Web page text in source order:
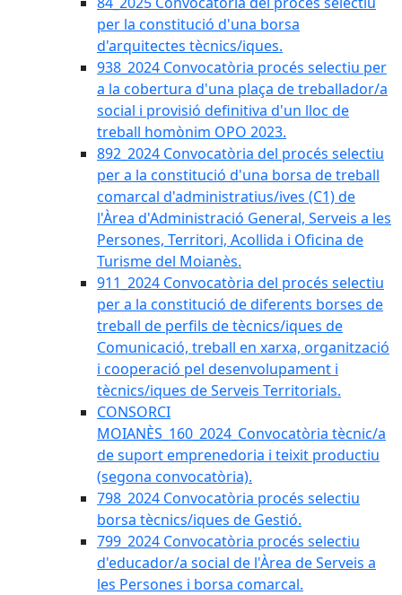
per la constitució d'una borsa
d'arquitectes tècnics/iques.
938_2024 Convocatòria procés selectiu per
a la cobertura d'una plaça de treballador/a
social i provisió definitiva d'un lloc de
treball homònim OPO 2023.
892_2024 Convocatòria del procés selectiu
per a la constitució d'una borsa de treball
comarcal d'administratius/ives (C1) de
l'Àrea d'Administració General, Serveis a les
Persones, Territori, Acollida i Oficina de
Turisme del Moianès.
911_2024 Convocatòria del procés selectiu
per a la constitució de diferents borses de
treball de perfils de tècnics/iques de
Comunicació, treball en xarxa, organització
i cooperació pel desenvolupament i
tècnics/iques de Serveis Territorials.
CONSORCI
MOIANÈS_160_2024_Convocatòria tècnic/a
de suport emprenedoria i teixit productiu
(segona convocatòria).
798_2024 Convocatòria procés selectiu
borsa tècnics/iques de Gestió.
799_2024 Convocatòria procés selectiu
d'educador/a social de l'Àrea de Serveis a
les Persones i borsa comarcal.